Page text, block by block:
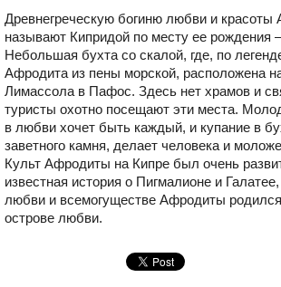
Древнегреческую богиню любви и красоты
называют Кипридой по месту ее рождения
Небольшая бухта со скалой, где, по
Афродита из пены морской, расположена
Лимассола в Пафос. Здесь нет храмов и
туристы охотно посещают эти места.
в любви хочет быть каждый, и купание в
заветного камня, делает человека и
Культ Афродиты на Кипре был очень
известная история о Пигмалионе и
любви и всемогуществе Афродиты
острове любви.